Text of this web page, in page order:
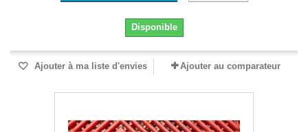
Disponible
Ajouter à ma liste d'envies Ajouter au comparateur